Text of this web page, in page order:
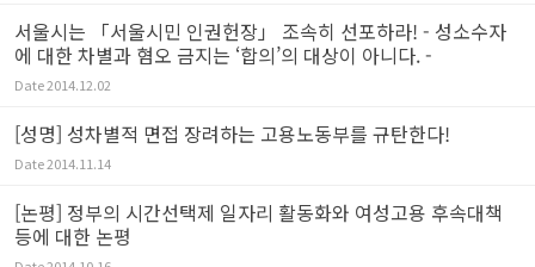
서울시는 「서울시민 인권헌장」 조속히 선포하라! - 성소수자
에 대한 차별과 혐오 금지는 ‘합의’의 대상이 아니다. -
Date2014.12.02
[성명] 성차별적 면접 장려하는 고용노동부를 규탄한다!
Date2014.11.14
[논평] 정부의 시간선택제 일자리 활동화와 여성고용 후속대책
등에 대한 논평